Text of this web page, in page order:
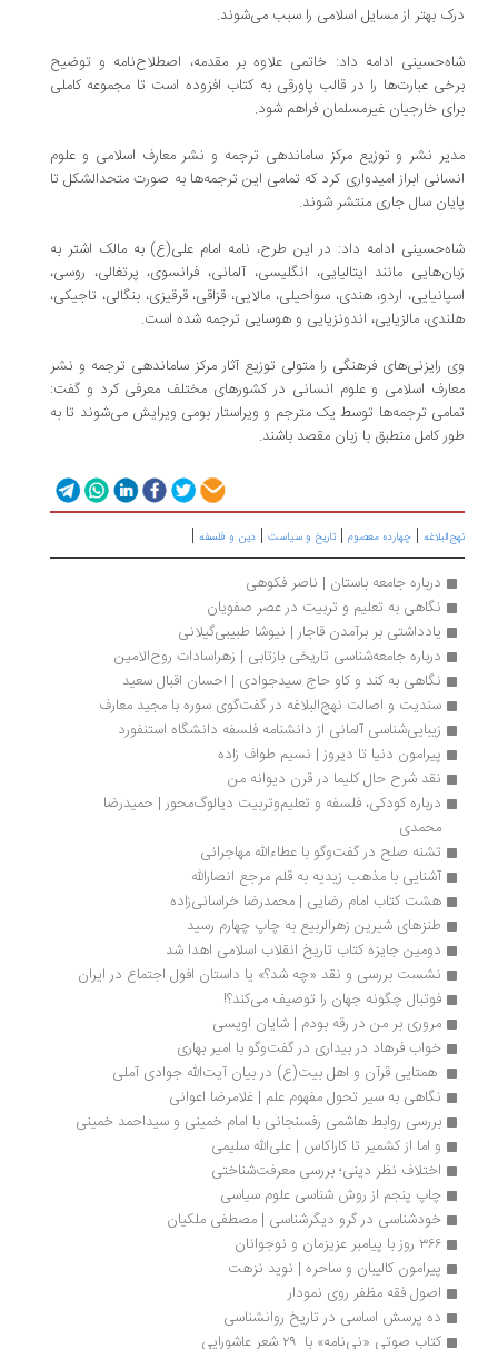
درک بهتر از مسایل اسلامی را سبب می‌شوند.
شاه‌حسینی ادامه داد: خاتمی علاوه بر مقدمه، اصطلاح‌نامه و توضیح
برخی عبارت‌ها را در قالب پاورقی به کتاب افزوده است تا مجموعه کاملی
برای خارجیان غیرمسلمان فراهم شود.
مدیر نشر و توزیع مرکز ساماندهی ترجمه و نشر معارف اسلامی و علوم
انسانی ابراز امیدواری کرد که تمامی این ترجمه‌ها به صورت متحدالشکل تا
پایان سال جاری منتشر شوند.
شاه‌حسینی ادامه داد: در این طرح، نامه امام علی(ع) به مالک اشتر به
زبان‌هایی مانند ایتالیایی، انگلیسی، آلمانی، فرانسوی،‌ پرتغالی، روسی،
اسپانیایی، اردو، هندی، سواحیلی، مالایی، قزاقی، قرقیزی، بنگالی، تاجیکی،
هلندی، مالزیایی، اندونزیایی و هوسایی ترجمه شده است.
وی رایزنی‌های فرهنگی را متولی توزیع آثار مرکز ساماندهی ترجمه و نشر
معارف اسلامی و علوم انسانی در کشورهای مختلف معرفی کرد و گفت:
تمامی ترجمه‌ها توسط یک مترجم و ویراستار بومی ویرایش می‌شوند تا به
طور کامل منطبق با زبان مقصد باشند.
نهج‌البلاغه | چهارده معصوم | تاریخ و سیاست | دین و فلسفه |
درباره جامعه باستان | ناصر فکوهی
نگاهی به تعلیم و تربیت در عصر صفویان
یادداشتی بر برآمدن قاجار | نیوشا طبیبی‌‏گیلانی
درباره جامعه‌شناسی تاریخی بازتابی | زهراسادات روح‌الامین
نگاهی به کند و کاو حاج سیدجوادی | احسان اقبال سعید
سندیت و اصالت نهج‌البلاغه در گفت‌گوی سوره با مجید معارف
زیبایی‌شناسی آلمانی از دانشنامه فلسفه دانشگاه استنفورد
پیرامون دنیا تا دیروز | نسیم طواف زاده
نقد شرح حال کلیما در قرن دیوانه من
محمدی
تشنه صلح در گفت‌وگو با عطاءالله مهاجرانی
آشنایی با مذهب زیدیه به قلم مرجع انصارالله
هشت کتاب امام رضایی | محمدرضا خراسانی‌زاده
طنزهای شیرین زهرالربیع به چاپ چهارم رسید
دومین جایزه کتاب تاریخ انقلاب اسلامی اهدا شد
نشست بررسی و نقد «چه شد؟» یا داستان افول اجتماع در ایران
فوتبال چگونه جهان را توصیف می‌کند؟!
مروری بر من در رقه بودم | شایان اویسی
خواب فرهاد در بیداری در گفت‌وگو با امیر بهاری
همتایی قرآن ‌و اهل بیت(ع) در بیان آیت‌الله جوادی آملی
نگاهی به سیر تحول مفهوم علم | غلامرضا‭ ‬اعوانی
بررسی روابط هاشمی رفسنجانی با امام خمینی و سیداحمد خمینی
و اما از کشمیر تا کاراکاس | علی‌الله سلیمی
اختلاف نظر دینی؛ بررسی معرفت‌شناختی
چاپ پنجم از روش شناسی علوم سیاسی
خودشناسی در گرو دیگرشناسی | مصطفی ملکیان
۳۶۶ روز با پیامبر عزیزمان و نوجوانان
پیرامون کالیبان و ساحره | نوید نزهت
اصول فقه مظفر روی نمودار
ده پرسش اساسی در تاریخ روانشناسی
کتاب صوتی «نی‌نامه» با  ۲۹ شعر عاشورایی